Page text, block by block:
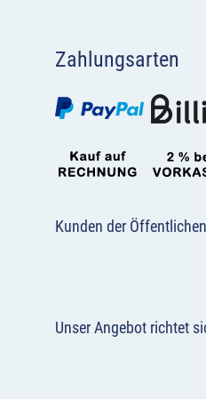
Zahlungsarten
Kunden der
Unser Angebot richtet